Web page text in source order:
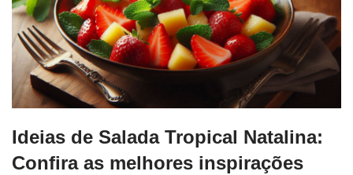
Ideias de Salada Tropical Natalina:
Confira as melhores inspirações